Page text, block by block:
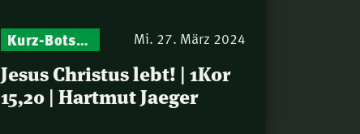
Kurz-Botschaften – Biblische Impulse mit Zukunft im Blick Mi. 27. März 2024
Jesus Christus lebt! | 1Kor
15,20 | Hartmut Jaeger